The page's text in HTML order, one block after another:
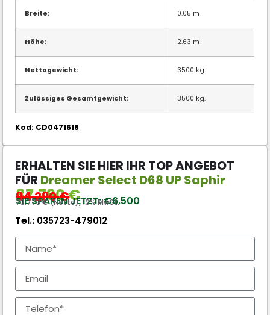
Breite: 0.05 m
Höhe: 2.63 m
Nettogewicht: 3500 kg.
Zulässiges Gesamtgewicht: 3500 kg.
Kod: CD0471618
ERHALTEN SIE HIER IHR TOP ANGEBOT
FÜR Dreamer Select D68 UP Saphir
87.790€
94.290€
SIE SPAREN JETZT: €6.500
73.773 € (Netto), 19% MwSt.
Tel.: 035723-479012